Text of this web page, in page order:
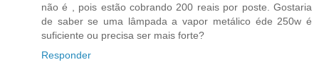
não é , pois estão cobrando 200 reais por poste. Gostaria
de saber se uma lâmpada a vapor metálico éde 250w é
suficiente ou precisa ser mais forte?
Responder